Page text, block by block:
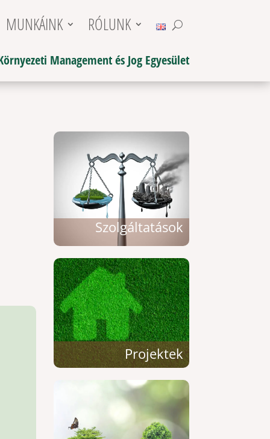
MUNKÁINK RÓLUNK
Management és Jog Egyesület
Szolgáltatások
Projektek